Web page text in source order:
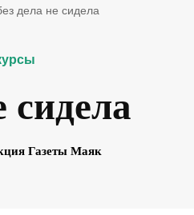
дела не сидела
сидела
Газеты Маяк